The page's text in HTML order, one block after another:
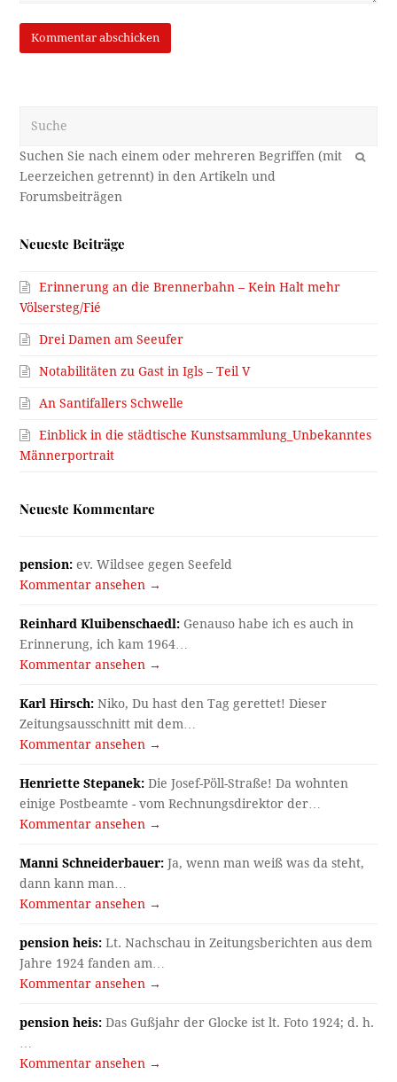
OK
Neueste Beiträge
Erinnerung an die Brennerbahn – Kein Halt mehr
Völsersteg/Fié
Drei Damen am Seeufer
Notabilitäten zu Gast in Igls – Teil V
An Santifallers Schwelle
Einblick in die städtische Kunstsammlung_Unbekanntes
Männerportrait
Neueste Kommentare
pension: ev. Wildsee gegen Seefeld
Kommentar ansehen →
Reinhard Kluibenschaedl: Genauso habe ich es auch in
Erinnerung, ich kam 1964…
Kommentar ansehen →
Karl Hirsch: Niko, Du hast den Tag gerettet! Dieser
Zeitungsausschnitt mit dem…
Kommentar ansehen →
Henriette Stepanek: Die Josef-Pöll-Straße! Da wohnten
einige Postbeamte - vom Rechnungsdirektor der…
Kommentar ansehen →
Manni Schneiderbauer: Ja, wenn man weiß was da steht,
dann kann man…
Kommentar ansehen →
pension heis: Lt. Nachschau in Zeitungsberichten aus dem
Jahre 1924 fanden am…
Kommentar ansehen →
pension heis: Das Gußjahr der Glocke ist lt. Foto 1924; d. h.
Kommentar ansehen →